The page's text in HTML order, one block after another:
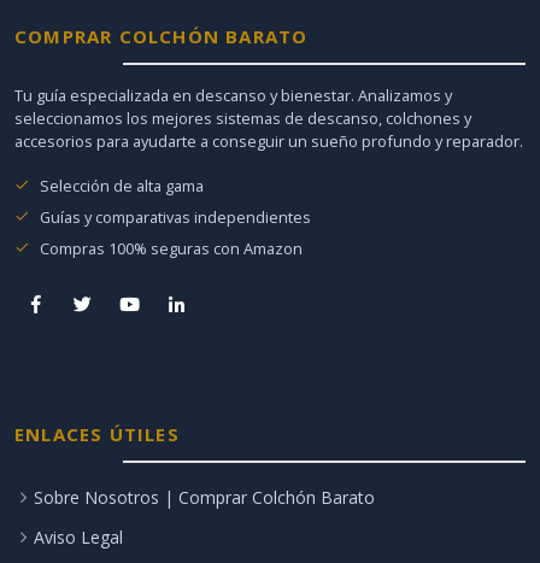
COMPRAR COLCHÓN BARATO
Tu guía especializada en descanso y bienestar. Analizamos y
seleccionamos los mejores sistemas de descanso, colchones y
accesorios para ayudarte a conseguir un sueño profundo y reparador.
Selección de alta gama
Guías y comparativas independientes
Compras 100% seguras con Amazon
ENLACES ÚTILES
Sobre Nosotros | Comprar Colchón Barato
Aviso Legal